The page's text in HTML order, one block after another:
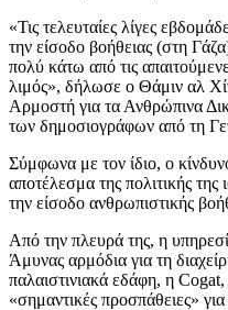
«Τις τελευταίες λίγες
την είσοδο βοήθειας (στη
πολύ κάτω από τις
λιμός», δήλωσε ο Θάμιν αλ
Αρμοστή για τα Ανθρώπινα
των δημοσιογράφων από τη
Σύμφωνα με τον ίδιο, ο
αποτέλεσμα της πολιτικής της
την είσοδο ανθρωπιστικής
Από την πλευρά της, η
Άμυνας αρμόδια για τη
παλαιστινιακά εδάφη, η Cogat,
«σημαντικές προσπάθειες»